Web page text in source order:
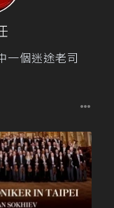
一個迷途老司